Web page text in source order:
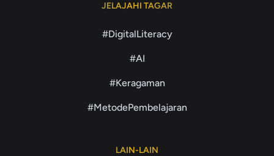
JELAJAHI TAGAR
#DigitalLiteracy
#AI
#Keragaman
#MetodePembelajaran
LAIN-LAIN